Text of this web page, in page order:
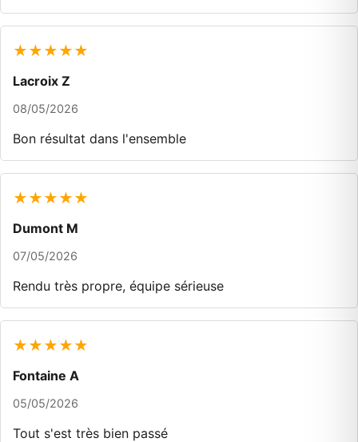
★★★★★
Lacroix Z
08/05/2026
Bon résultat dans l'ensemble
★★★★★
Dumont M
07/05/2026
Rendu très propre, équipe sérieuse
★★★★★
Fontaine A
05/05/2026
Tout s'est très bien passé